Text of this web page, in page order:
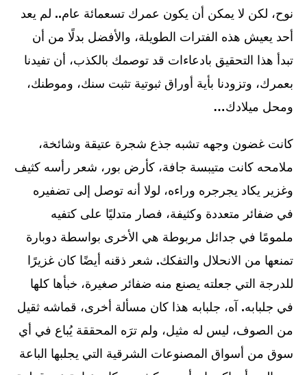
نوح، لكن لا يمكن أن يكون عمرك تسعمائة عام.. لم يعد
أحد يعيش هذه الفترات الطويلة، والأفضل بدلًا من أن
تبدأ هذا التحقيق بادعاءات قد توصمك بالكذب، أن تفيدنا
بعمرك، وتزودنا بأية أوراق ثبوتية تثبت سنك، وموطنك،
ومحل ميلادك…
كانت غضون وجهه تشبه جذع شجرة عتيقة وشائخة،
ملامحه كانت متيبسة جافة، كأرض بور، شعر رأسه كثيف
وغزير يكاد يجرجره وراءه، لولا أنه توصل إلى تضفيره
في ضفائر متعددة وكثيفة، فصار متدليًا على كتفيه
ملمومًا في جدائل مربوطة هي الأخرى بواسطة دوبارة
تمنعها من الانحلال والتفكك. شعر ذقنه أيضًا كان غزيرًا
للدرجة التي جعلته يصنع منه ضفائر صغيرة، خبأها كلها
في جلبابه. آه، جلبابه هذا كان مسألة أخرى، قماشه ثقيل
من الصوف، ليس له مثيل، ولم ترَه المحققة يُباع في أي
سوق من أسواق المصنوعات الشرقية التي يجلبها الباعة